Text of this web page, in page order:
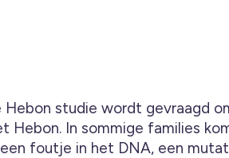
studie wordt gevraagd
Hebon. In sommige families
foutje in het DNA, een